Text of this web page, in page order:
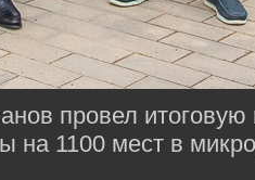
провел итоговую
на 1100 мест в